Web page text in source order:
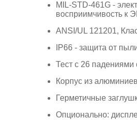
MIL-STD-461G -
восприимчивость к
ANSI/UL 121201,
IP66 - защита от
Тест с 26
Корпус из
Герметичные
Опционально: